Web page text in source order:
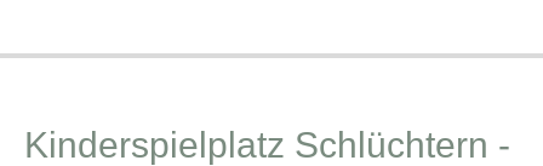
Kinderspielplatz Schlüchtern -